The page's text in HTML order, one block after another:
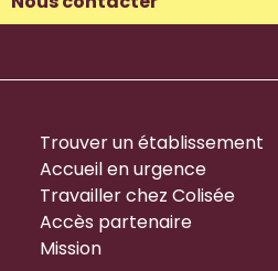
Trouver un établissement
Accueil en urgence
Travailler chez Colisée
Accès partenaire
Mission